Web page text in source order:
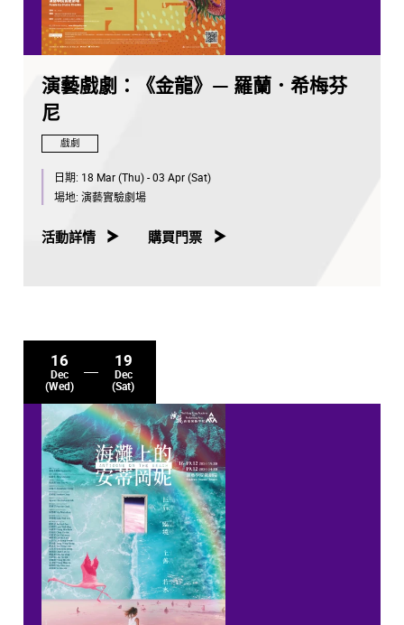
演藝戲劇：《金龍》— 羅蘭．希梅芬
尼
戲劇
日期: 18 Mar (Thu) - 03 Apr (Sat)
場地: 演藝實驗劇場
活動詳情 購買門票
16
Dec
(Wed)
19
Dec
(Sat)